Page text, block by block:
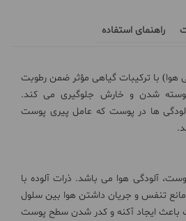
راهنمای استفاده
با ترکیبات گیاهی مؤثر ضمن رطوبت
شدن و خارش جلوگیری می کند.
ها در پوست که عامل پیری پوست
آلودگی هوا می باشد. ذرات آلوده با
تنفس و جریان داشتن هوا بین سلول
باعث ایجاد آکنه و کدر شدن سطح پوست